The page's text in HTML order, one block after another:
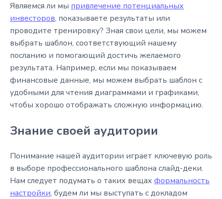
Являемся ли мы привлечение потенциальных
инвесторов, показываете результаты или
проводите тренировку? Зная свои цели, мы можем
выбрать шаблон, соответствующий нашему
посланию и помогающий достичь желаемого
результата. Например, если мы показываем
финансовые данные, мы можем выбрать шаблон с
удобными для чтения диаграммами и графиками,
чтобы хорошо отображать сложную информацию.
Знание своей аудитории
Понимание нашей аудитории играет ключевую роль
в выборе профессионального шаблона слайд-деки.
Нам следует подумать о таких вещах формальность
настройки, будем ли мы выступать с докладом